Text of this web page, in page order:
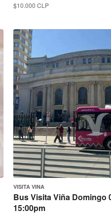
$10.000 CLP
VISITA VINA
Bus Visita Viña Domingo
15:00pm